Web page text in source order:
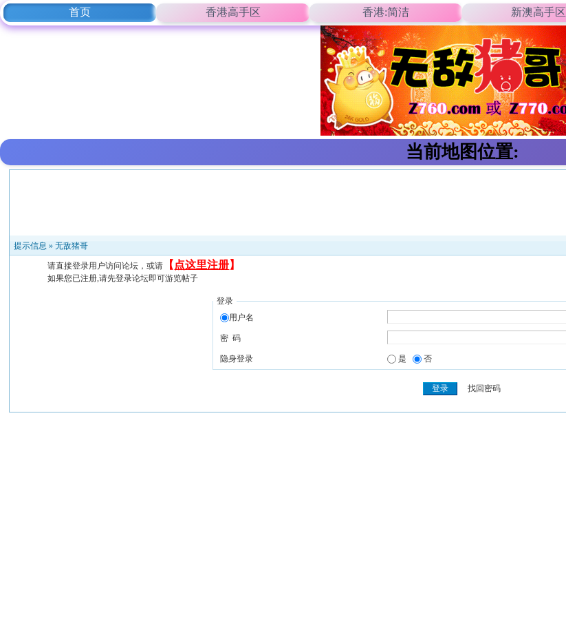
首页 香港高手区 香港:简洁 新澳高手区
当前地图位置:
提示信息 »无敌猪哥
请直接登录用户访问论坛，或请 【 点这里注册】
如果您已注册,请先登录论坛即可游览帖子
登录
用户名
密 码
隐身登录 是 否
找回密码